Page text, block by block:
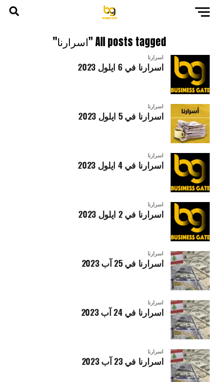
All posts tagged "اسرارنا"
اسرارنا
اسرارنا في 6 ايلول 2023
اسرارنا
اسرارنا في 5 ايلول 2023
اسرارنا
اسرارنا في 4 ايلول 2023
اسرارنا
اسرارنا في 2 ايلول 2023
اسرارنا
اسرارنا في 25 آب 2023
اسرارنا
اسرارنا في 24 آب 2023
اسرارنا
اسرارنا في 23 آب 2023